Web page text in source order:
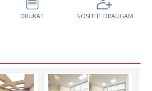
DRUKĀT NOSŪTĪT DRAUGAM